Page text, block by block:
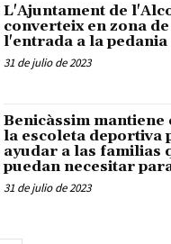
L'Ajuntament de
converteix en zona
l'entrada a la pedania
31 de julio de 2023
Benicàssim mantiene
la escoleta deportiva
ayudar a las familias
puedan necesitar
31 de julio de 2023